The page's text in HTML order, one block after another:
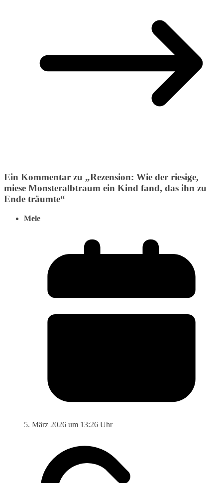
Ein Kommentar zu „Rezension: Wie der riesige,
miese Monsteralbtraum ein Kind fand, das ihn zu
Ende träumte“
Mele
5. März 2026 um 13:26 Uhr